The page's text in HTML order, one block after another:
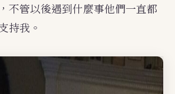
不管以後遇到什麼事他們一直都
持我。